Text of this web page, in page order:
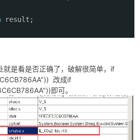
result;
就是看是否正确了，破解很简单，if
改成if
即可。